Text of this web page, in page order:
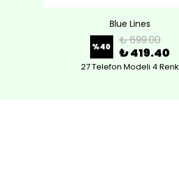
Blue Lines
%40 ₺ 699.00
₺ 419.40
27 Telefon Modeli 4 Renk